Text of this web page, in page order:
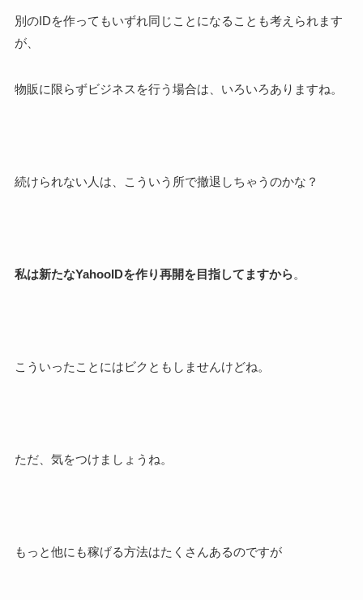
別のIDを作ってもいずれ同じことになることも考えられます
が、
物販に限らずビジネスを行う場合は、いろいろありますね。
続けられない人は、こういう所で撤退しちゃうのかな？
私は新たなYahooIDを作り再開を目指してますから。
こういったことにはビクともしませんけどね。
ただ、気をつけましょうね。
もっと他にも稼げる方法はたくさんあるのですが